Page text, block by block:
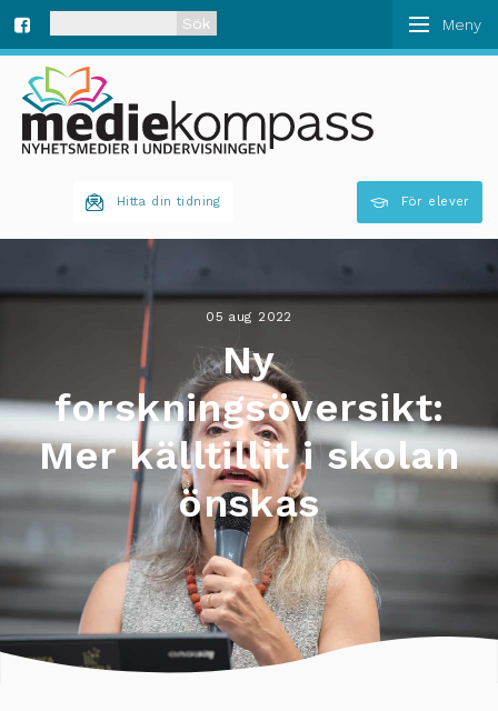
ce
När automatisk komplettering av resultat är
Hitta din tidning För elever
05 aug 2022
Ny
forskningsöversikt:
Mer källtillit i skolan
önskas